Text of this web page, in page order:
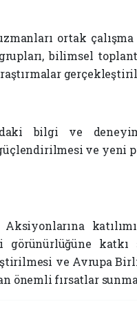
ortak
bilimsel
bilgi ve deneyim
güçlendirilmesi ve
görünürlüğüne katkı
ve Avrupa
önemli fırsatlar